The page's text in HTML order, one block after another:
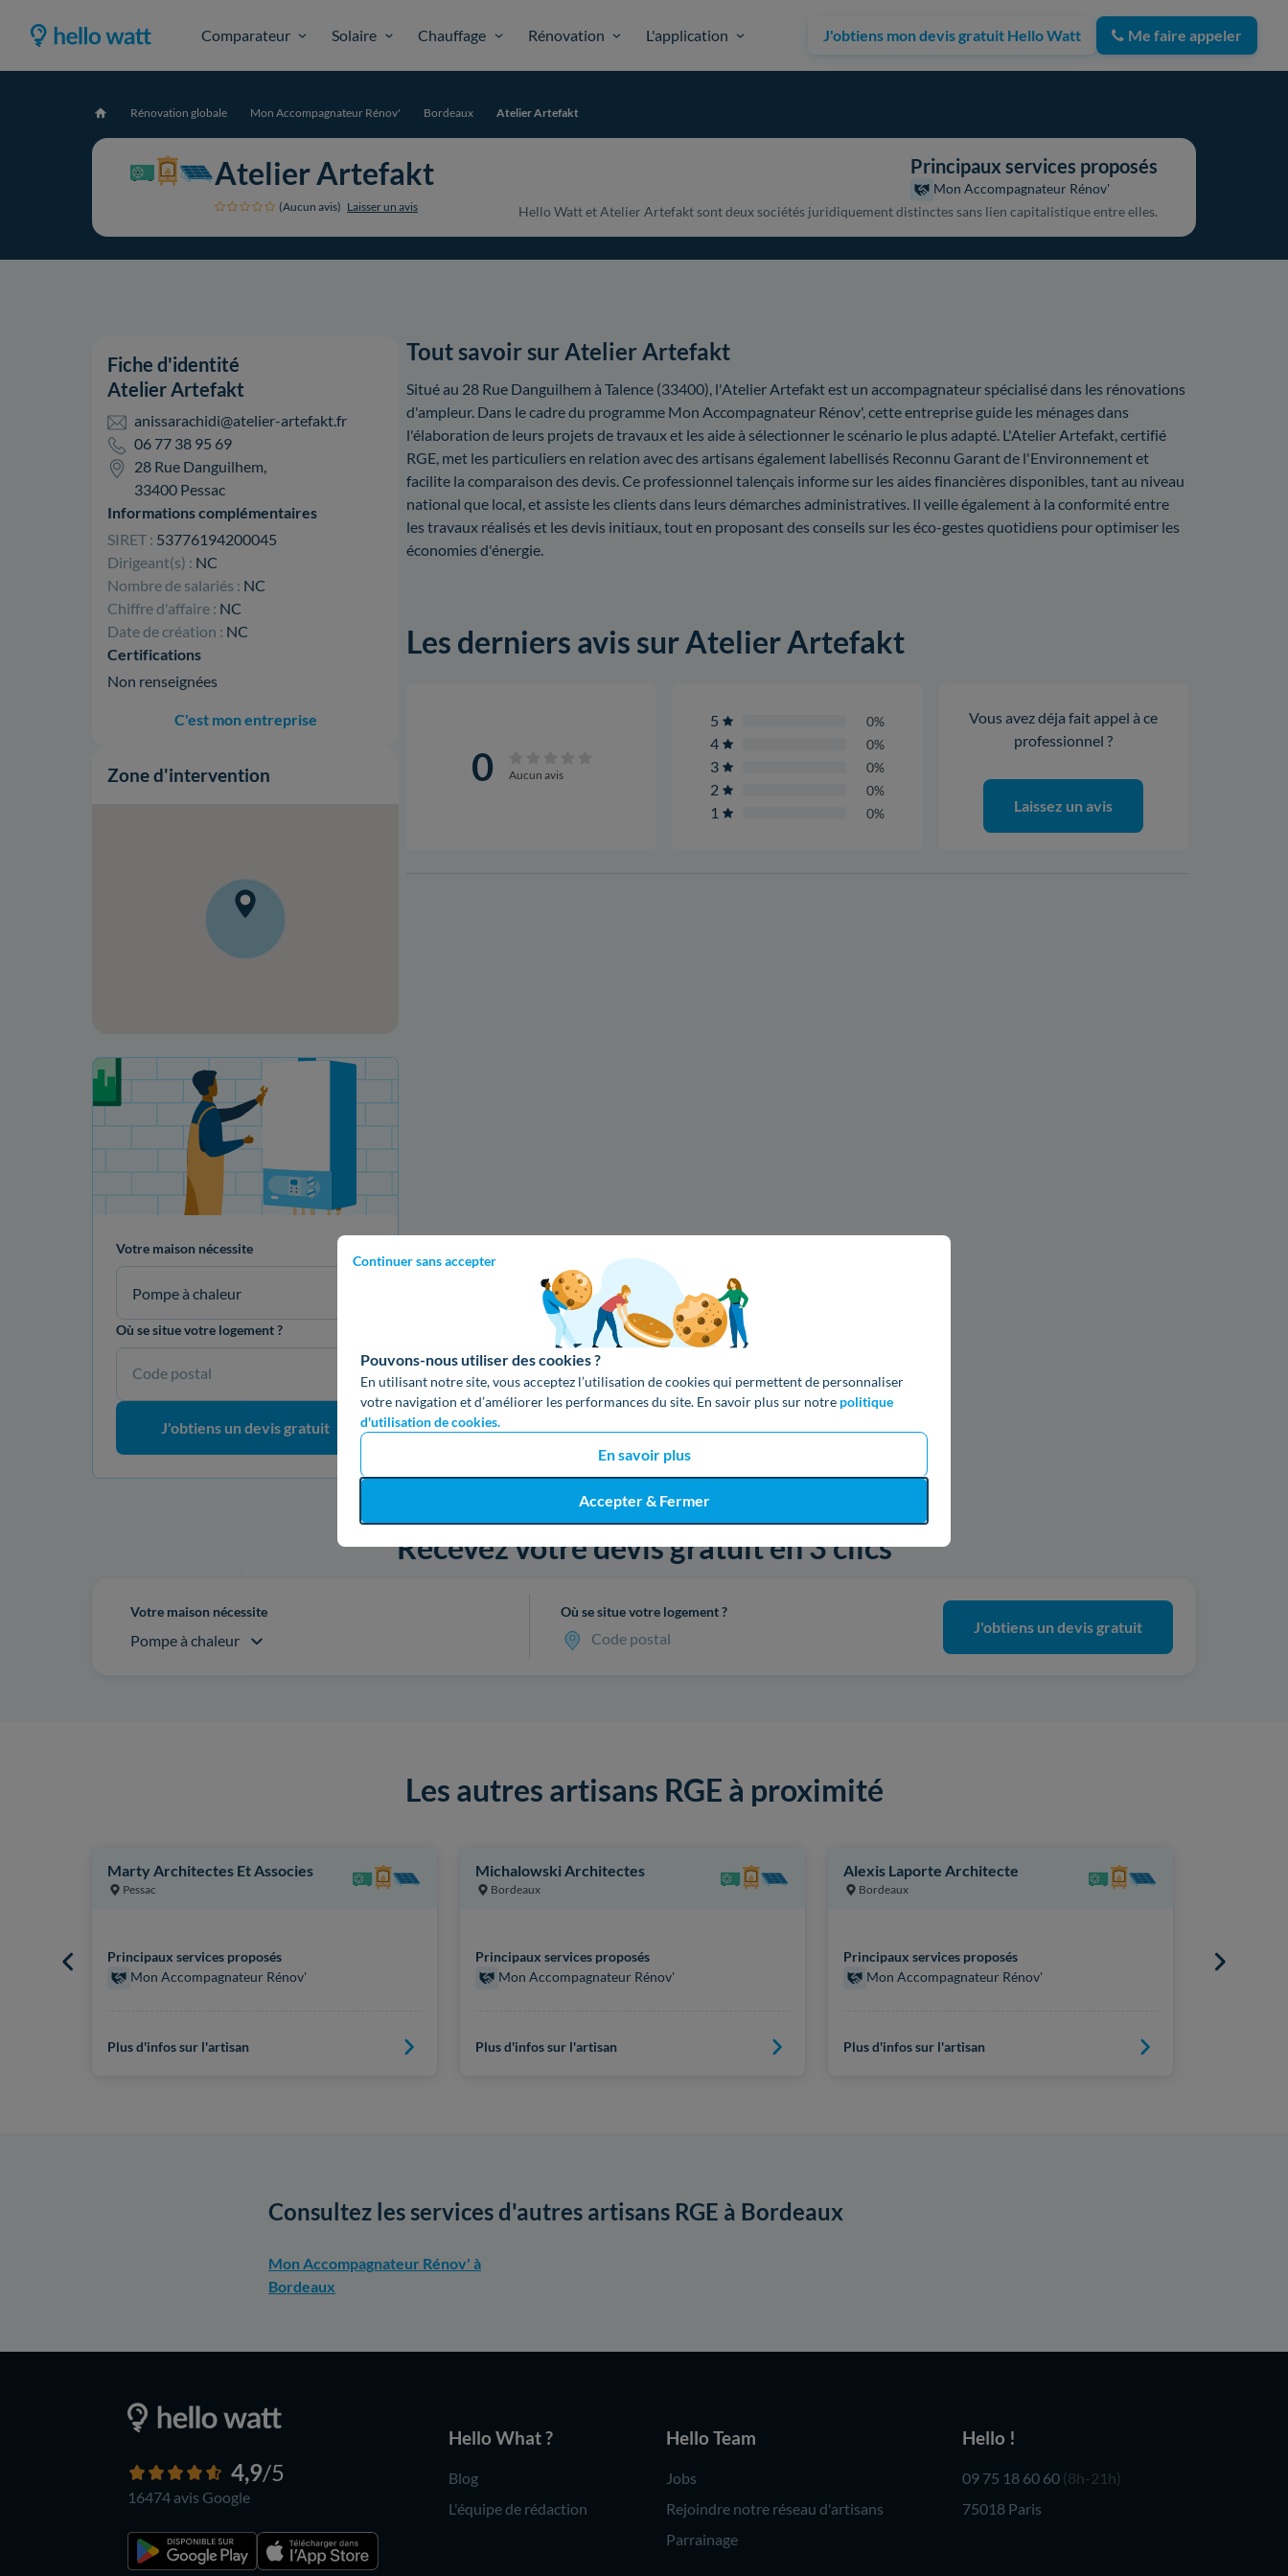
Comparateur Solaire Chauffage Rénovation L'application J'obtiens mon devis gratuit Hello Watt Me faire appeler
Continuer sans accepter
Pouvons-nous utiliser des cookies ?
En utilisant notre site, vous acceptez l’utilisation de cookies qui permettent de personnaliser
votre navigation et d’améliorer les performances du site. En savoir plus sur notre politique
d'utilisation de cookies.
En savoir plus
Accepter & Fermer
Accueil Rénovation globale Mon Accompagnateur Rénov' Bordeaux Atelier Artefakt
Atelier Artefakt
(Aucun avis) Laisser un avis
Principaux services proposés
Mon Accompagnateur Rénov'
Hello Watt et Atelier Artefakt sont deux sociétés juridiquement distinctes sans lien capitalistique entre elles.
Fiche d'identité
Atelier Artefakt
anissarachidi@atelier-artefakt.fr
06 77 38 95 69
28 Rue Danguilhem,
33400 Pessac
Informations complémentaires
SIRET : 53776194200045
Dirigeant(s) : NC
Nombre de salariés : NC
Chiffre d'affaire : NC
Date de création : NC
Certifications
Non renseignées
C'est mon entreprise
Zone d'intervention
Votre projet de rénovation
Votre maison nécessite
Pompe à chaleur
Où se situe votre logement ?
Code postal
J'obtiens un devis gratuit
Tout savoir sur Atelier Artefakt
Situé au 28 Rue Danguilhem à Talence (33400), l'Atelier Artefakt est un accompagnateur spécialisé dans les rénovations
d'ampleur. Dans le cadre du programme Mon Accompagnateur Rénov', cette entreprise guide les ménages dans
l'élaboration de leurs projets de travaux et les aide à sélectionner le scénario le plus adapté. L'Atelier Artefakt, certifié
RGE, met les particuliers en relation avec des artisans également labellisés Reconnu Garant de l'Environnement et
facilite la comparaison des devis. Ce professionnel talençais informe sur les aides financières disponibles, tant au niveau
national que local, et assiste les clients dans leurs démarches administratives. Il veille également à la conformité entre
les travaux réalisés et les devis initiaux, tout en proposant des conseils sur les éco-gestes quotidiens pour optimiser les
économies d'énergie.
Les derniers avis sur Atelier Artefakt
0 Aucun avis
5 0%
4 0%
3 0%
2 0%
1 0%
Vous avez déja fait appel à ce
professionnel ?
Laissez un avis
Recevez votre devis gratuit en 3 clics
Votre maison nécessite
Pompe à chaleur
Où se situe votre logement ?
Code postal
J'obtiens un devis gratuit
Les autres artisans RGE à proximité
Marty Architectes Et Associes
Pessac
Principaux services proposés
Mon Accompagnateur Rénov'
Plus d'infos sur l'artisan
Michalowski Architectes
Bordeaux
Principaux services proposés
Mon Accompagnateur Rénov'
Plus d'infos sur l'artisan
Alexis Laporte Architecte
Bordeaux
Principaux services proposés
Mon Accompagnateur Rénov'
Plus d'infos sur l'artisan
Principaux
Consultez les services d'autres artisans RGE à Bordeaux
Mon Accompagnateur Rénov' à
Bordeaux
4,9/5
16474 avis Google
Hello What ?
Blog
L'équipe de rédaction
Hello Team
Jobs
Rejoindre notre réseau d'artisans
Parrainage
Hello !
09 75 18 60 60 (8h-21h)
75018 Paris